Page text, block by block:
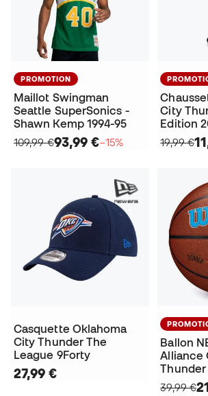
PROMOTION
Maillot Swingman
Seattle SuperSonics -
Shawn Kemp 1994-95
109,99 €93,99 €−15%
City
Edition
19,99 €
Casquette Oklahoma
City Thunder The
League 9Forty
27,99 €
Ballon
Alliance
Thunder
39,99 €